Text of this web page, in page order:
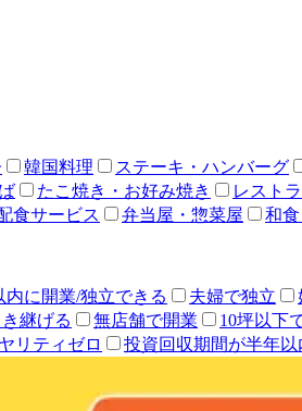
韓国料理 ステーキ・ハンバーグ
たこ焼き・お好み焼き レスト
食サービス 弁当屋・惣菜屋 和
内に開業/独立できる 夫婦で独立
継げる 無店舗で開業 10坪以下
リティゼロ 投資回収期間が半年